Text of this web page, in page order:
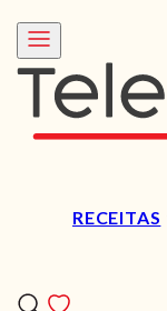
RECEITAS